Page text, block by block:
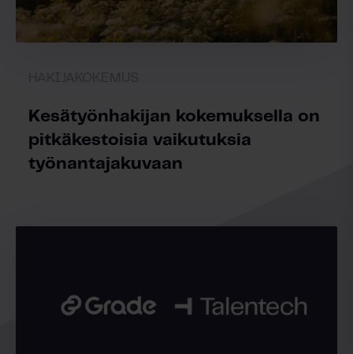
Kesätyönhakijan kokemuksella on
pitkäkestoisia vaikutuksia
työnantajakuvaan